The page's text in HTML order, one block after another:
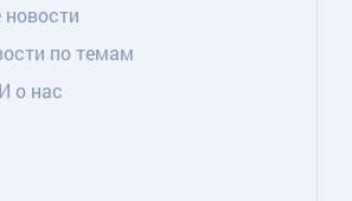
новости
по темам
о нас